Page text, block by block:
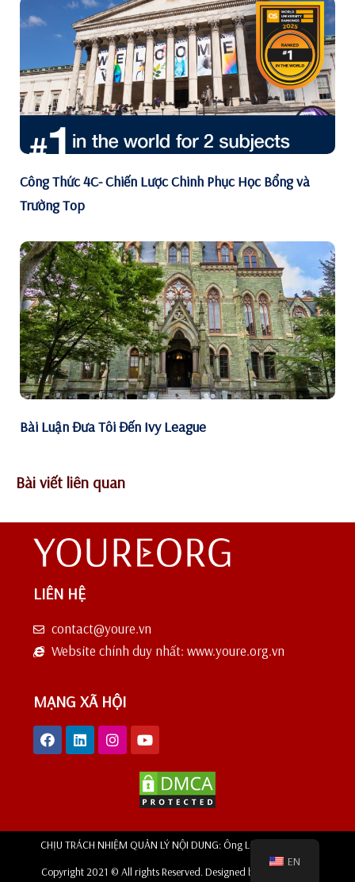
Công Thức 4C- Chiến Lược Chinh Phục Học Bổng và
Trường Top
Bài Luận Đưa Tôi Đến Ivy League
Bài viết liên quan
LIÊN HỆ
contact@youre.vn
Website chính duy nhất: www.youre.org.vn
MẠNG XÃ HỘI
CHỊU TRÁCH NHIỆM QUẢN LÝ NỘI DUNG: Ông Lê Hoàng Phong
Copyright 2021 © All rights Reserved. Designed by YOUREORG.
EN